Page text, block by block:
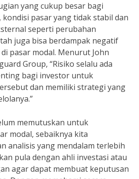
yang cukup besar bagi
kondisi pasar yang tidak stabil dan
seperti perubahan
juga bisa berdampak negatif
pasar modal. Menurut John
Group, “Risiko selalu ada
bagi investor untuk
dan memiliki strategi yang
memutuskan untuk
modal, sebaiknya kita
analisis yang mendalam terlebih
pula dengan ahli investasi atau
agar dapat membuat keputusan